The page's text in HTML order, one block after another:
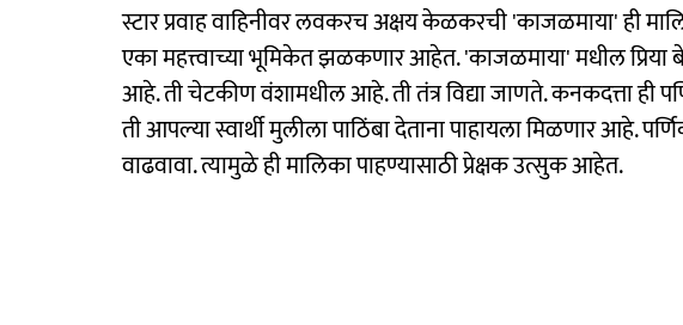
स्टार प्रवाह वाहिनीवर लवकरच अक्षय केळकरची 'काजळमाया' ही
एका महत्त्वाच्या भूमिकेत झळकणार आहेत. 'काजळमाया' मधील प्रिया
आहे. ती चेटकीण वंशामधील आहे. ती तंत्र विद्या जाणते. कनकदत्ता ही
ती आपल्या स्वार्थी मुलीला पाठिंबा देताना पाहायला मिळणार आहे.
वाढवावा. त्यामुळे ही मालिका पाहण्यासाठी प्रेक्षक उत्सुक आहेत.